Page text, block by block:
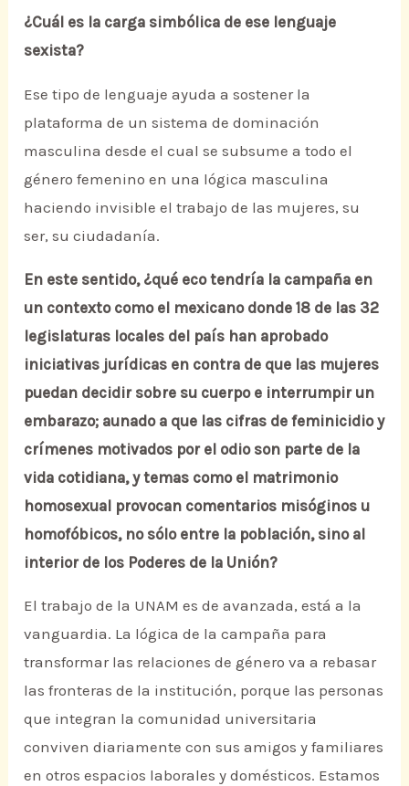
¿Cuál es la carga simbólica de ese lenguaje
sexista?
Ese tipo de lenguaje ayuda a sostener la
plataforma de un sistema de dominación
masculina desde el cual se subsume a todo el
género femenino en una lógica masculina
haciendo invisible el trabajo de las mujeres, su
ser, su ciudadanía.
En este sentido, ¿qué eco tendría la campaña en
un contexto como el mexicano donde 18 de las 32
legislaturas locales del país han aprobado
iniciativas jurídicas en contra de que las mujeres
puedan decidir sobre su cuerpo e interrumpir un
embarazo; aunado a que las cifras de feminicidio y
crímenes motivados por el odio son parte de la
vida cotidiana, y temas como el matrimonio
homosexual provocan comentarios misóginos u
homofóbicos, no sólo entre la población, sino al
interior de los Poderes de la Unión?
El trabajo de la UNAM es de avanzada, está a la
vanguardia. La lógica de la campaña para
transformar las relaciones de género va a rebasar
las fronteras de la institución, porque las personas
que integran la comunidad universitaria
conviven diariamente con sus amigos y familiares
en otros espacios laborales y domésticos. Estamos